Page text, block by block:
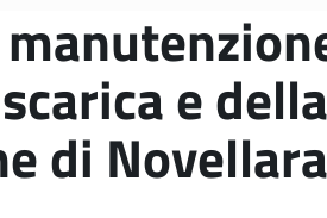
e
di